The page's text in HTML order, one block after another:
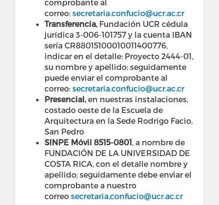
comprobante al
correo: secretaria.confucio@ucr.ac.cr
Transferencia,Fundación UCR cédula
jurídica 3-006-101757 y la cuenta IBAN
sería CR88015100010011400776,
indicar en el detalle: Proyecto 2444-01,
su nombre y apellido; seguidamente
puede enviar el comprobante al
correo: secretaria.confucio@ucr.ac.cr
Presencial,en nuestras instalaciones,
costado oeste de la Escuela de
Arquitectura en la Sede Rodrigo Facio,
San Pedro
SINPE Móvil 8515-0801, a nombre de
FUNDACIÓN DE LA UNIVERSIDAD DE
COSTA RICA, con el detalle nombre y
apellido; seguidamente debe enviar el
comprobante a nuestro
correo secretaria.confucio@ucr.ac.cr